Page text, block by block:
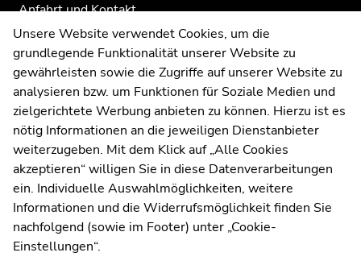
Anfahrt und Kontakt
Kommunikation und Öffentlichkeitsarbeit
Moodle
UNIGRAZonline
Impressum
Datenschutzerklärung
Cookie-Einstellungen
Barrierefreiheitserklärung
WetterstationUni Graz
Unsere Website verwendet Cookies, um die
grundlegende Funktionalität unserer Website zu
gewährleisten sowie die Zugriffe auf unserer Website zu
analysieren bzw. um Funktionen für Soziale Medien und
zielgerichtete Werbung anbieten zu können. Hierzu ist es
nötig Informationen an die jeweiligen Dienstanbieter
weiterzugeben. Mit dem Klick auf „Alle Cookies
akzeptieren“ willigen Sie in diese Datenverarbeitungen
ein. Individuelle Auswahlmöglichkeiten, weitere
Informationen und die Widerrufsmöglichkeit finden Sie
nachfolgend (sowie im Footer) unter „Cookie-
Einstellungen“.